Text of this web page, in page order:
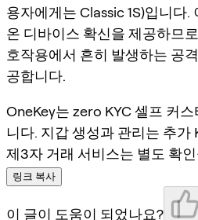
용자에게는 Classic 1S)입니다.
온 디바이스 확신을 제공하므
호작용에서 흔히 발생하는 공
공합니다.
OneKey는 zero KYC 셀프 커
니다. 지갑 생성과 관리는 추가
제3자 거래 서비스는 별도 확
링크 복사
이 글이 도움이 되었나요?